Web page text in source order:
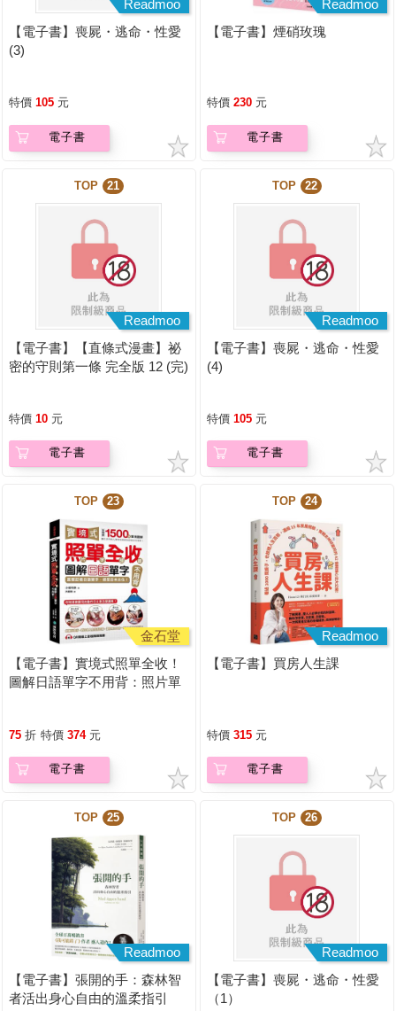
Readmoo
【電子書】喪屍・逃命・性愛
(3)
特價 105 元
電子書
Readmoo
【電子書】煙硝玫瑰
特價 230 元
電子書
TOP 21
Readmoo
【電子書】【直條式漫畫】祕
密的守則第一條 完全版 12 (完)
特價 10 元
電子書
TOP 22
Readmoo
【電子書】喪屍・逃命・性愛
(4)
特價 105 元
電子書
TOP 23
金石堂
【電子書】實境式照單全收！
圖解日語單字不用背：照片單
物成為你的日文老師！
75 折 特價 374 元
電子書
TOP 24
Readmoo
【電子書】買房人生課
特價 315 元
電子書
TOP 25
Readmoo
【電子書】張開的手：森林智
者活出身心自由的溫柔指引
TOP 26
Readmoo
【電子書】喪屍・逃命・性愛
（1）